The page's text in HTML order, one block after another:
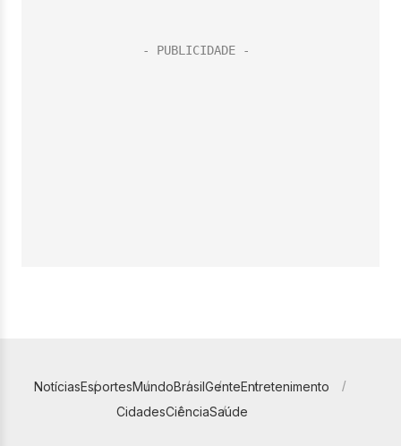
NotíciasEsportesMundoBrasilGenteEntretenimento
CidadesCiênciaSaúde